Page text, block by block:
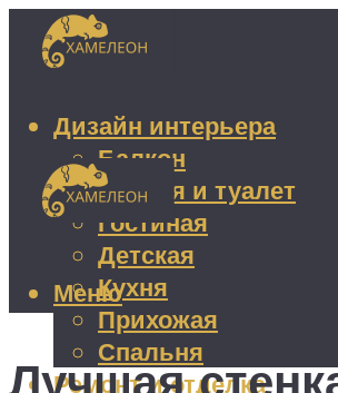
Дизайн интерьера
Балкон
Ванная и туалет
Гостиная
Детская
Кухня
Прихожая
Спальня
Ремонт и отделка
Меню
Лучшая